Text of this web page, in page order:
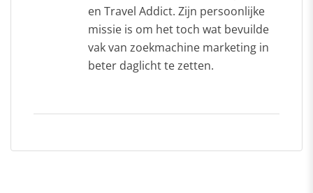
en Travel Addict. Zijn persoonlijke
missie is om het toch wat bevuilde
vak van zoekmachine marketing in
beter daglicht te zetten.